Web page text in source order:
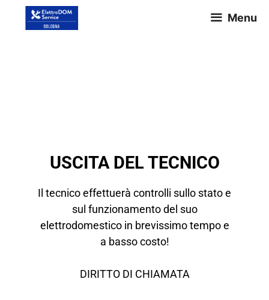
Menu
USCITA DEL TECNICO
Il tecnico effettuerà controlli sullo stato e
sul funzionamento del suo
elettrodomestico in brevissimo tempo e
a basso costo!
DIRITTO DI CHIAMATA